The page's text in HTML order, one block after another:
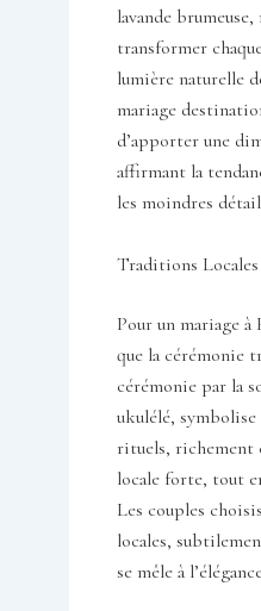
lavande
transformer
lumière naturelle
mariage
d’apporter une
affirmant la
les moindres
Traditions
Pour un mariage
que la cérémonie
cérémonie par la
ukulélé, symbolise
rituels, richement
locale forte, tout
Les couples
locales,
se mêle à